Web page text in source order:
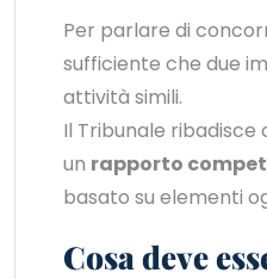
Per parlare di
sufficiente che due
attività simili.
Il Tribunale ribadisce
un rapporto
basato su elementi
Cosa deve